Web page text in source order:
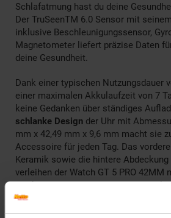
Schlafatmung hast du deine
Der TruSeenTM 6.0 Sensor mit
inklusive Beschleunigungssensor,
Magnetometer liefert präzise Daten
deine Gesundheit.
Dank einer typischen Nutzungsdauer
einer maximalen Akkulaufzeit von 7
keine Gedanken über ständiges
schlanke Design der Uhr mit
mm x 42,49 mm x 9,6 mm macht sie
Accessoire für jeden Tag. Das
Keramik sowie die hintere Abdeckung
verleihen der Watch GT 5 PRO 42MM
Optik, sondern auch eine hohe